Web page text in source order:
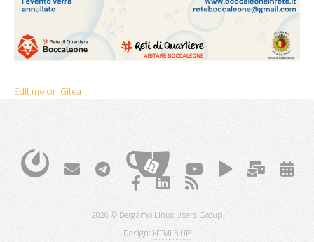
Edit me on Gitea
2026 © Bergamo Linux Users Group
Design: HTML5 UP